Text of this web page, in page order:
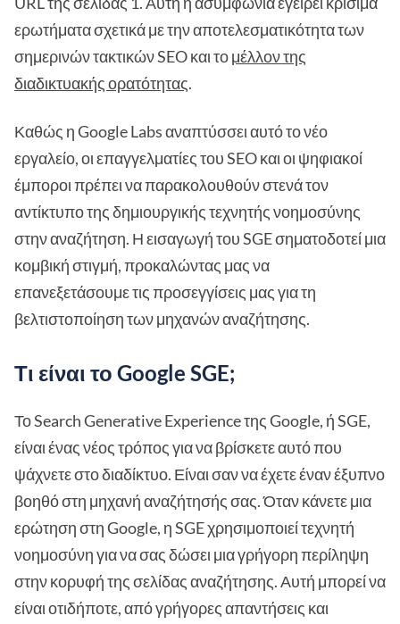
ερωτήματα σχετικά με την αποτελεσματικότητα των
σημερινών τακτικών SEO και τομέλλον της
διαδικτυακής ορατότητας.
Καθώς η Google Labs αναπτύσσει αυτό το νέο
εργαλείο, οι επαγγελματίες του SEO και οι ψηφιακοί
έμποροι πρέπει να παρακολουθούν στενά τον
αντίκτυπο της δημιουργικής τεχνητής νοημοσύνης
στην αναζήτηση. Η εισαγωγή του SGE σηματοδοτεί μια
κομβική στιγμή, προκαλώντας μας να
επανεξετάσουμε τις προσεγγίσεις μας για τη
βελτιστοποίηση των μηχανών αναζήτησης.
Τι είναι το Google SGE;
Το Search Generative Experience της Google, ή SGE,
είναι ένας νέος τρόπος για να βρίσκετε αυτό που
ψάχνετε στο διαδίκτυο. Είναι σαν να έχετε έναν έξυπνο
βοηθό στη μηχανή αναζήτησής σας. Όταν κάνετε μια
ερώτηση στη Google, η SGE χρησιμοποιεί τεχνητή
νοημοσύνη για να σας δώσει μια γρήγορη περίληψη
στην κορυφή της σελίδας αναζήτησης. Αυτή μπορεί να
είναι οτιδήποτε, από γρήγορες απαντήσεις και